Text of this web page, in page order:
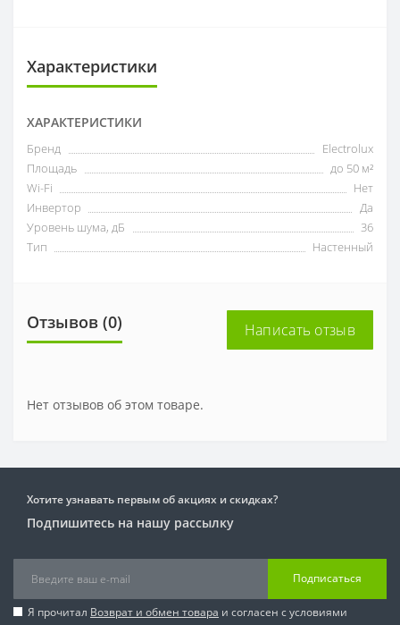
Характеристики
ХАРАКТЕРИСТИКИ
Бренд
Electrolux
Площадь
до 50 м²
Wi-Fi
Нет
Инвертор
Да
Уровень шума, дБ
36
Тип
Настенный
Отзывов (0) Написать отзыв
Нет отзывов об этом товаре.
Хотите узнавать первым об акциях и скидках?
Подпишитесь на нашу рассылку
Подписаться
Я прочитал Возврат и обмен товара и согласен с условиями